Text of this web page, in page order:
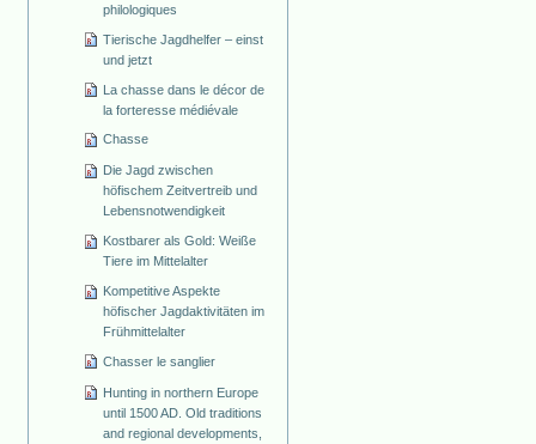
philologiques
Tierische Jagdhelfer – einst
und jetzt
La chasse dans le décor de
la forteresse médiévale
Chasse
Die Jagd zwischen
höfischem Zeitvertreib und
Lebensnotwendigkeit
Kostbarer als Gold: Weiße
Tiere im Mittelalter
Kompetitive Aspekte
höfischer Jagdaktivitäten im
Frühmittelalter
Chasser le sanglier
Hunting in northern Europe
until 1500 AD. Old traditions
and regional developments,